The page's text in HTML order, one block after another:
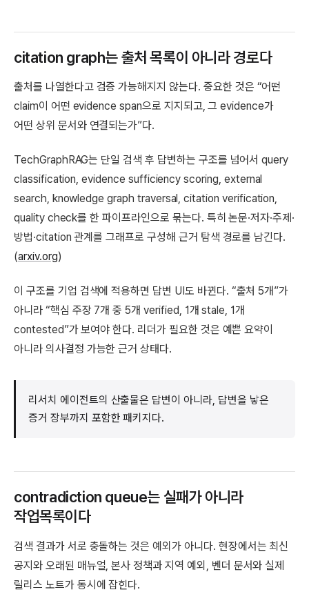
citation graph는 출처 목록이 아니라 경로다
출처를 나열한다고 검증 가능해지지 않는다. 중요한 것은 “어떤
claim이 어떤 evidence span으로 지지되고, 그 evidence가
어떤 상위 문서와 연결되는가”다.
TechGraphRAG는 단일 검색 후 답변하는 구조를 넘어서 query
classification, evidence sufficiency scoring, external
search, knowledge graph traversal, citation verification,
quality check를 한 파이프라인으로 묶는다. 특히 논문·저자·주제·
방법·citation 관계를 그래프로 구성해 근거 탐색 경로를 남긴다.
(arxiv.org)
이 구조를 기업 검색에 적용하면 답변 UI도 바뀐다. “출처 5개”가
아니라 “핵심 주장 7개 중 5개 verified, 1개 stale, 1개
contested”가 보여야 한다. 리더가 필요한 것은 예쁜 요약이
아니라 의사결정 가능한 근거 상태다.
리서치 에이전트의 산출물은 답변이 아니라, 답변을 낳은
증거 장부까지 포함한 패키지다.
contradiction queue는 실패가 아니라
작업목록이다
검색 결과가 서로 충돌하는 것은 예외가 아니다. 현장에서는 최신
공지와 오래된 매뉴얼, 본사 정책과 지역 예외, 벤더 문서와 실제
릴리스 노트가 동시에 잡힌다.